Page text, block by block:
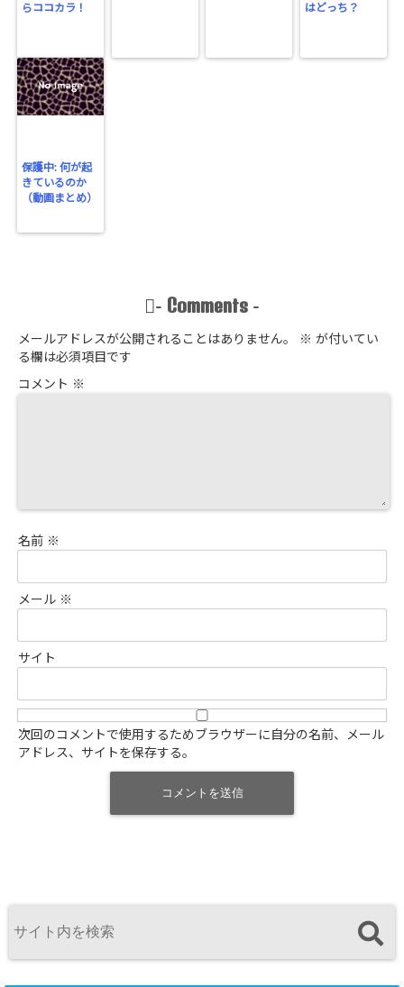
らココカラ！ はどっち？
保護中: 何が起
きているのか
（動画まとめ）
- Comments -
メールアドレスが公開されることはありません。 ※ が付いてい
る欄は必須項目です
コメント ※
名前 ※
メール ※
サイト
次回のコメントで使用するためブラウザーに自分の名前、メール
アドレス、サイトを保存する。